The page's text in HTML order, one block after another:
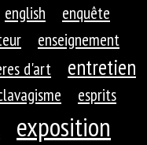
english
enquête
enseignement
d'art entretien
esprits
exposition